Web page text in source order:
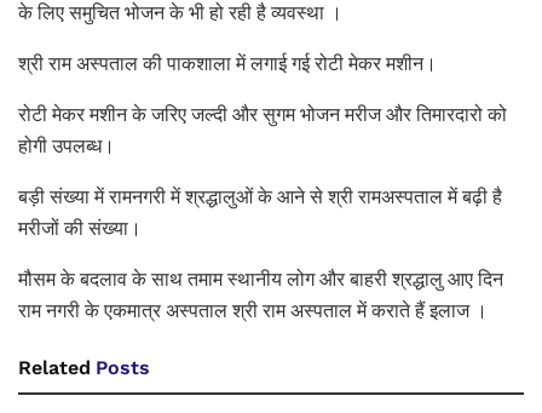
के लिए समुचित भोजन के भी हो रही है व्यवस्था ।
श्री राम अस्पताल की पाकशाला में लगाई गई रोटी मेकर मशीन।
रोटी मेकर मशीन के जरिए जल्दी और सुगम भोजन मरीज और तिमारदारो को
होगी उपलब्ध।
बड़ी संख्या में रामनगरी में श्रद्धालुओं के आने से श्री रामअस्पताल में बढ़ी है
मरीजों की संख्या।
मौसम के बदलाव के साथ तमाम स्थानीय लोग और बाहरी श्रद्धालु आए दिन
राम नगरी के एकमात्र अस्पताल श्री राम अस्पताल में कराते हैं इलाज ।
Related Posts